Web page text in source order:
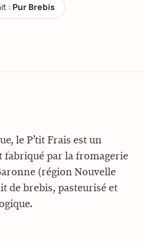
: Pur Brebis
le P’tit Frais est un
fabriqué par la fromagerie
(région Nouvelle
de brebis, pasteurisé et